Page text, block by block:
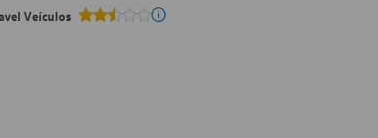
Veículos